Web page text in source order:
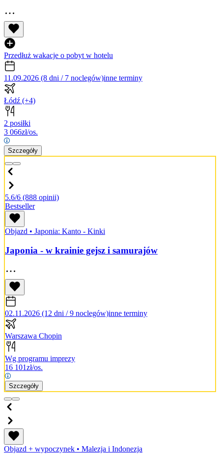
Przedłuż wakacje o pobyt w hotelu
11.09.2026 (8 dni / 7 noclegów)inne terminy
Łódź (+4)
2 posiłki
3 066zł/os.
Szczegóły
5.6/6 (888 opinii)
Bestseller
Objazd • Japonia: Kanto - Kinki
Japonia - w krainie gejsz i samurajów
02.11.2026 (12 dni / 9 noclegów)inne terminy
Warszawa Chopin
Wg programu imprezy
16 101zł/os.
Szczegóły
Objazd + wypoczynek • Malezja i Indonezja